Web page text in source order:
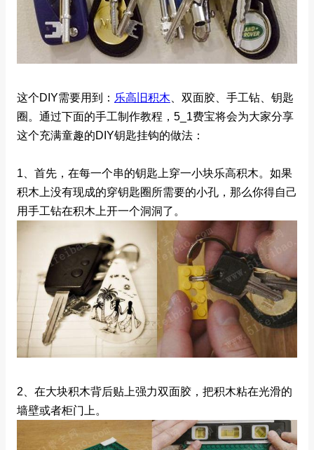
这个DIY需要用到： 乐高旧积木 、双面胶、手工钻、钥匙
圈。通过下面的手工制作教程，5_1费宝将会为大家分享
这个充满童趣的DIY钥匙挂钩的做法：
1、首先，在每一个串的钥匙上穿一小块乐高积木。如果
积木上没有现成的穿钥匙圈所需要的小孔，那么你得自己
用手工钻在积木上开一个洞洞了。
2、在大块积木背后贴上强力双面胶，把积木粘在光滑的
墙壁或者柜门上。